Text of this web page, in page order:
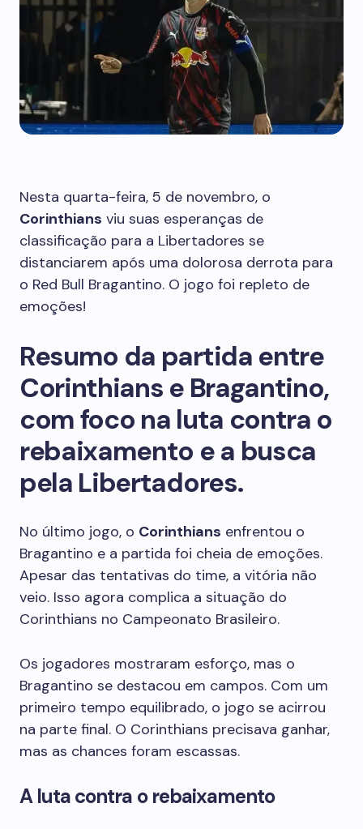
Nesta quarta-feira, 5 de novembro, o
Corinthians viu suas esperanças de
classificação para a Libertadores se
distanciarem após uma dolorosa derrota para
o Red Bull Bragantino. O jogo foi repleto de
emoções!
Resumo da partida entre
Corinthians e Bragantino,
com foco na luta contra o
rebaixamento e a busca
pela Libertadores.
No último jogo, o Corinthians enfrentou o
Bragantino e a partida foi cheia de emoções.
Apesar das tentativas do time, a vitória não
veio. Isso agora complica a situação do
Corinthians no Campeonato Brasileiro.
Os jogadores mostraram esforço, mas o
Bragantino se destacou em campos. Com um
primeiro tempo equilibrado, o jogo se acirrou
na parte final. O Corinthians precisava ganhar,
mas as chances foram escassas.
A luta contra o rebaixamento